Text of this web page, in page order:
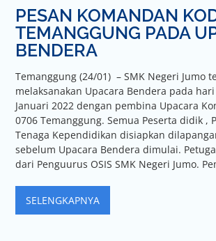
PESAN KOMANDAN
TEMANGGUNG PADA
BENDERA
Temanggung (24/01) – SMK Negeri Jumo
melaksanakan Upacara Bendera pada
Januari 2022 dengan pembina Upacara
0706 Temanggung. Semua Peserta didik ,
Tenaga Kependidikan disiapkan
sebelum Upacara Bendera dimulai.
dari Penguurus OSIS SMK Negeri Jumo.
SELENGKAPNYA